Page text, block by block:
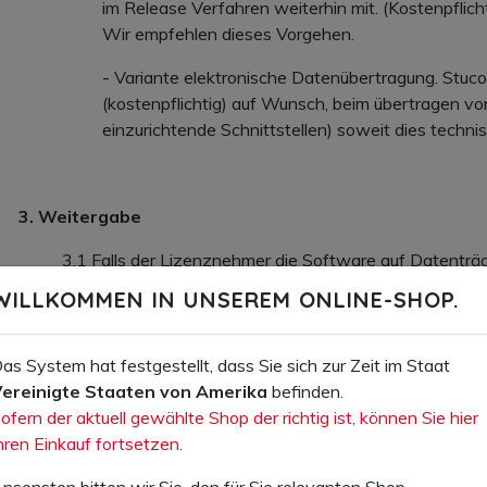
im Release Verfahren weiterhin mit.
Wir empfehlen dieses Vorgehen.
- Variante elektronische Datenübertragung.
(kostenpflichtig) auf Wunsch, beim übertragen
einzurichtende Schnittstellen) soweit dies
3. Weitergabe
3.1 Falls der Lizenznehmer die Software auf
Dritten zu überlassen oder an Dritte weiterzugeben,
Personenkreis gehören. Verboten sind insbesondere
Verleihen, die Verpachtung oder sonstige Weitergabe
des Zugriffs auf die Software mittels Internet ist
Zugangsdaten an nicht berechtigte Dritte verboten.
IN UNSEREM ONLINE-SHOP.
System hat festgestellt, dass Sie sich zur Zeit im Staat
Staaten von Amerika befinden.
der aktuell gewählte Shop der richtig ist, können Sie hier
Einkauf fortsetzen.